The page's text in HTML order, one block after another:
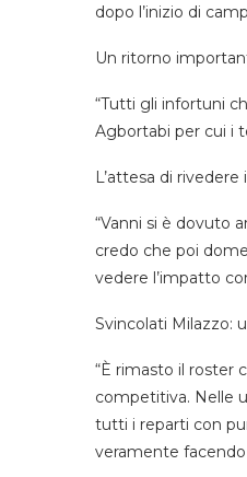
dopo l’inizio di
Un ritorno
“Tutti gli infortuni
Agbortabi per cui i
L’attesa di
“Vanni si è dovuto
credo che poi
vedere l’impatto
Svincolati Milazzo:
“È rimasto il roster
competitiva. Nelle
tutti i reparti con
veramente facendo